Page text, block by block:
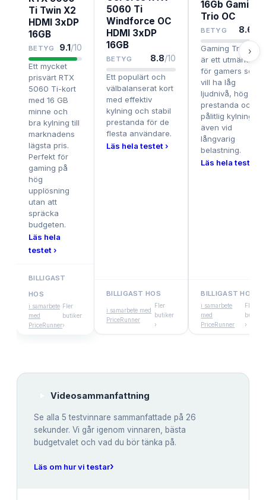
Ti Twin X2
HDMI 3xDP
16GB
BETYG 9.1/10
Ett mycket
prisvärt RTX
5060 Ti-kort
med 16 GB
minne och
bra kylning till
marknadens
lägsta pris.
Perfekt för
gaming på
hög
upplösning
utan att
spräcka
budgeten.
Läs hela
testet ›
BILLIGAST
HOS
i samarbete
med
PriceRunner
Fler
butiker
›
5060 Ti
Windforce OC
HDMI 3xDP
16GB
BETYG 8.8/10
Ett populärt och
välbalanserat kort
med effektiv
kylning och stabil
prestanda för de
flesta användare.
Läs hela testet ›
BILLIGAST HOS
i samarbete med
PriceRunner
Fler
butiker
›
16Gb Gaming
Trio OC
BETYG 8.6
Gaming Trio OC
är ett utmärkt val
för gamers som
vill ha låg
ljudnivå, hög
prestanda och
pålitlig kylning
även vid
långvarig
belastning.
Läs hela testet ›
BILLIGAST HOS
i samarbete
med
PriceRunner
Fler
butiker
›
›
Videosammanfattning
Se alla 5 testvinnare sammanfattade på 26
sekunder. Vi går igenom vinnaren, bästa
budgetvalet och vad du bör tänka på.
Läs om hur vi testar›